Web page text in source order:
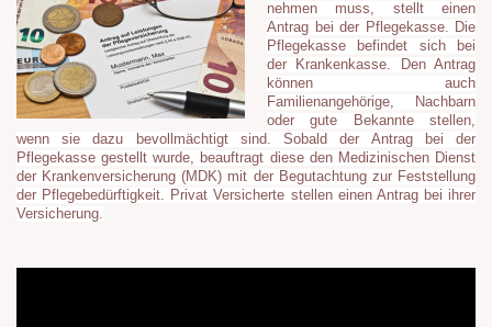
nehmen muss, stellt einen
Antrag bei der Pflegekasse. Die
Pflegekasse befindet sich bei
der Krankenkasse. Den Antrag
können auch
Familienangehörige, Nachbarn
oder gute Bekannte stellen,
wenn sie dazu bevollmächtigt sind. Sobald der Antrag bei der
Pflegekasse gestellt wurde, beauftragt diese den Medizinischen Dienst
der Krankenversicherung (MDK) mit der Begutachtung zur Feststellung
der Pflegebedürftigkeit. Privat Versicherte stellen einen Antrag bei ihrer
Versicherung.